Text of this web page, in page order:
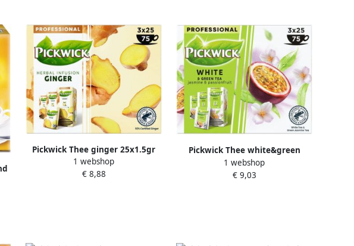
Pickwick Thee ginger 25x1.5gr
1 webshop
€ 8,88
Pickwick Thee white&green
jasmin&passionfruit 25x1.5gr
1 webshop
€ 9,03